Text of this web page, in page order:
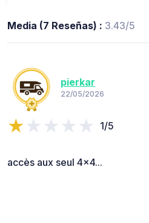
Media (7 Reseñas) : 3.43/5
pierkar
22/05/2026
1/5
accès aux seul 4x4...